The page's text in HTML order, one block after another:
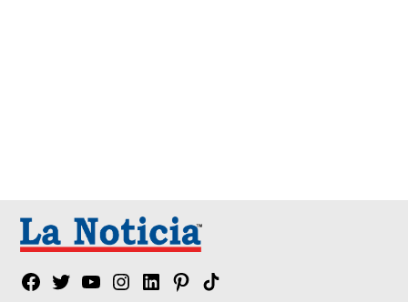
Facebook
TwitterYouTubeInstagram
LinkedinPinterest
Tik